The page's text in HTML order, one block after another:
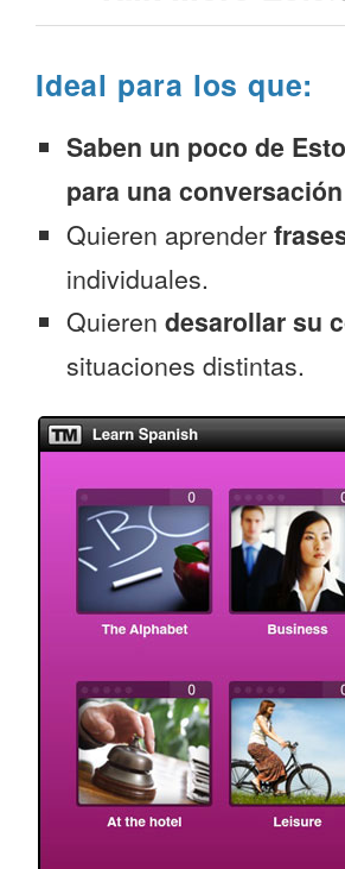
Ideal para los que:
Saben un poco de
para una
Quieren aprender
individuales.
Quieren desarollar su
situaciones distintas.